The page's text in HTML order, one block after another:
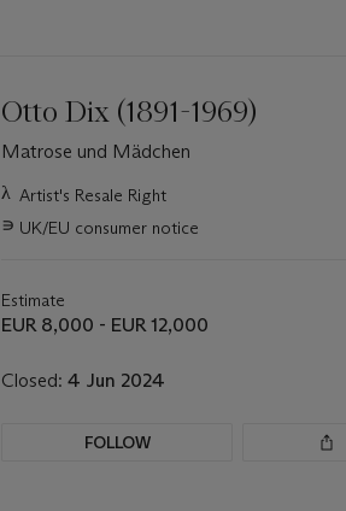
Otto Dix (1891-1969)
Matrose und Mädchen
Important
about
λ Artist's Resale Right
∍ UK/EU consumer notice
Estimate
EUR 8,000 - EUR 12,000
Closed: 4 Jun 2024
FOLLOW